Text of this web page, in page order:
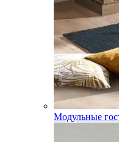
Модульные